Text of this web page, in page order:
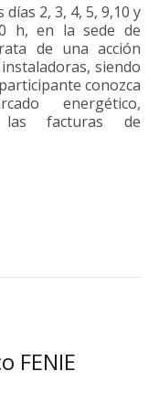
2, 3, 4, 5, 9,10 y
h, en la sede de
de una acción
siendo
conozca
energético,
las facturas de
FENIE